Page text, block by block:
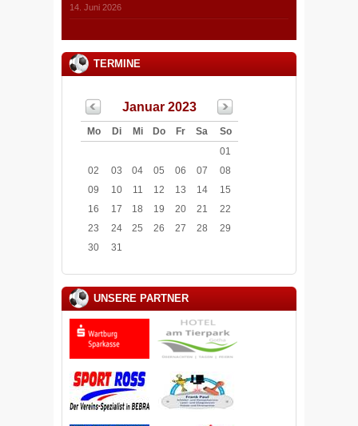
14. Juni 2026
TERMINE
Januar 2023
Mo Di Mi Do Fr Sa
So
01
02
03 04 05 06 07
08
09
10 11 12 13 14
15
16
17 18 19 20 21
22
23
24 25 26 27 28
29
30
31
UNSERE PARTNER